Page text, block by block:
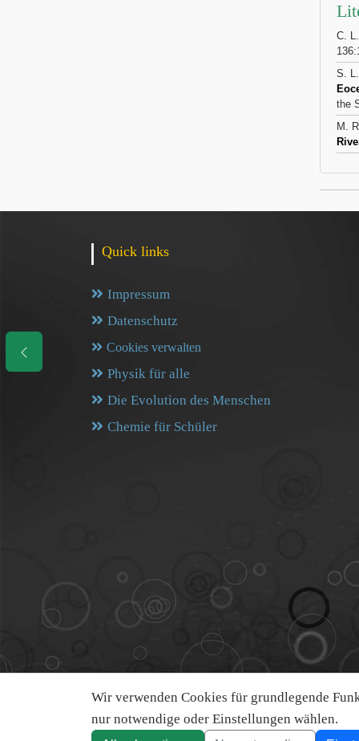
Wir verwenden Cookies für grundlegende
nur notwendige oder Einstellungen wählen.
C.
S.
the
M.
Quick links
Impressum
Datenschutz
Cookies verwalten
Physik für alle
Die Evolution des Menschen
Chemie für Schüler